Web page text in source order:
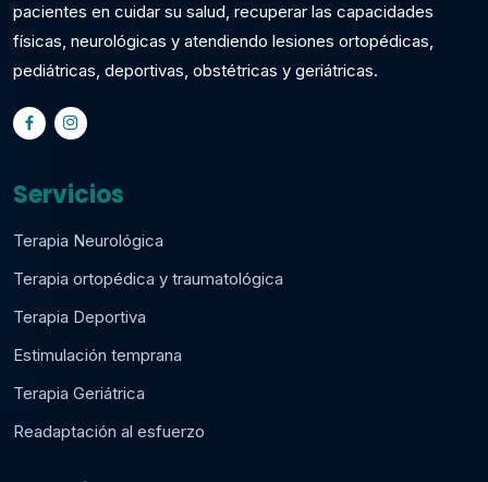
pacientes en cuidar su salud, recuperar las capacidades
físicas, neurológicas y atendiendo lesiones ortopédicas,
pediátricas, deportivas, obstétricas y geriátricas.
Servicios
Terapia Neurológica
Terapia ortopédica y traumatológica
Terapia Deportiva
Estimulación temprana
Terapia Geriátrica
Readaptación al esfuerzo